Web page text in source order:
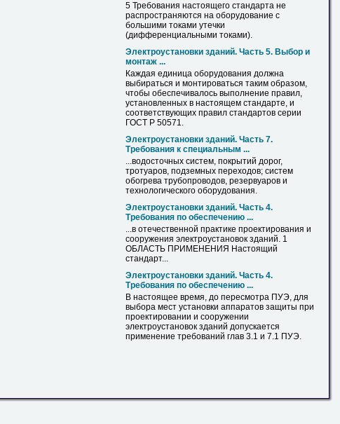
5 Требования настоящего стандарта не
распространяются на оборудование с
большими токами утечки
(дифференциальными токами).
Электроустановки зданий. Часть 5. Выбор и
монтаж ...
Каждая единица оборудования должна
выбираться и монтироваться таким образом,
чтобы обеспечивалось выполнение правил,
установленных в настоящем стандарте, и
соответствующих правил стандартов серии
ГОСТ Р 50571.
Электроустановки зданий. Часть 7.
Требования к специальным ...
...водосточных систем, покрытий дорог,
тротуаров, подземных переходов; систем
обогрева трубопроводов, резервуаров и
технологического оборудования.
Электроустановки зданий. Часть 4.
Требования по обеспечению ...
...в отечественной практике проектирования и
сооружения электроустановок зданий. 1
ОБЛАСТЬ ПРИМЕНЕНИЯ Настоящий
стандарт...
Электроустановки зданий. Часть 4.
Требования по обеспечению ...
В настоящее время, до пересмотра ПУЭ, для
выбора мест установки аппаратов защиты при
проектировании и сооружении
электроустановок зданий допускается
применение требований глав 3.1 и 7.1 ПУЭ.